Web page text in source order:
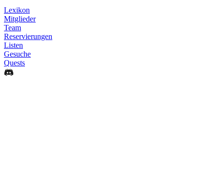
Lexikon
Mitglieder
Team
Reservierungen
Listen
Gesuche
Quests